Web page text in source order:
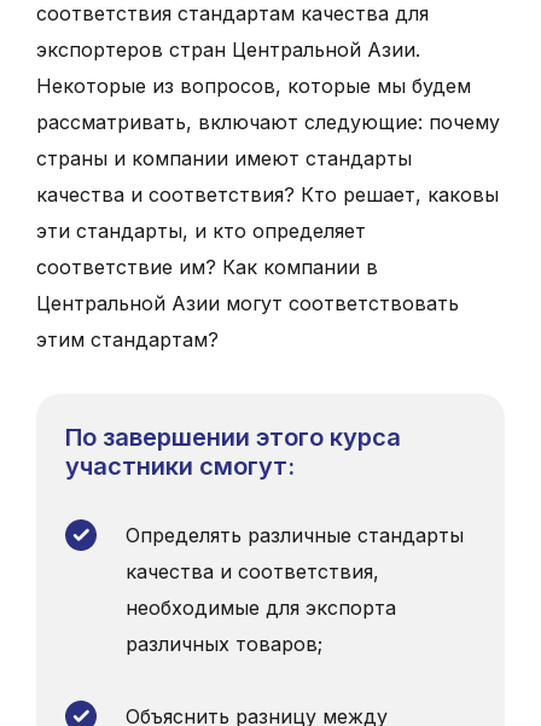
соответствия стандартам качества для
экспортеров стран Центральной Азии.
Некоторые из вопросов, которые мы будем
рассматривать, включают следующие: почему
страны и компании имеют стандарты
качества и соответствия? Кто решает, каковы
эти стандарты, и кто определяет
соответствие им? Как компании в
Центральной Азии могут соответствовать
этим стандартам?
По завершении этого курса
участники смогут:
Определять различные стандарты
качества и соответствия,
необходимые для экспорта
различных товаров;
Объяснить разницу между